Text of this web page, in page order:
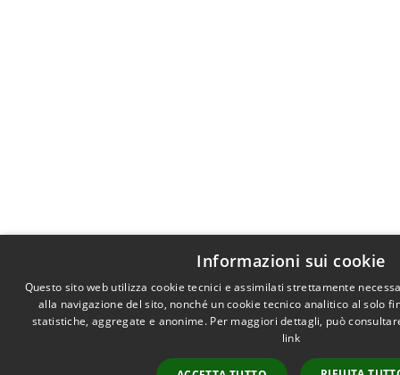
Informazioni sui cookie
Questo sito web utilizza cookie tecnici e assimilati strettamente
alla navigazione del sito, nonché un cookie tecnico analitico al solo
statistiche, aggregate e anonime. Per maggiori dettagli, può
link